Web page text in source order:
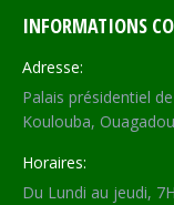
INFORMATIONS
Adresse:
Palais présidentiel
Koulouba,
Horaires:
Du Lundi au jeudi,